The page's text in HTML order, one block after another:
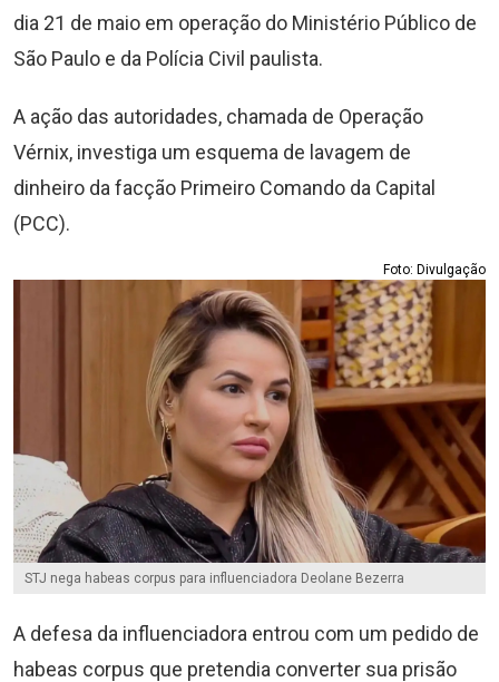
dia 21 de maio em operação do Ministério Público de
São Paulo e da Polícia Civil paulista.
A ação das autoridades, chamada de Operação
Vérnix, investiga um esquema de lavagem de
dinheiro da facção Primeiro Comando da Capital
(PCC).
Foto: Divulgação
STJ nega habeas corpus para influenciadora Deolane Bezerra
A defesa da influenciadora entrou com um pedido de
habeas corpus que pretendia converter sua prisão